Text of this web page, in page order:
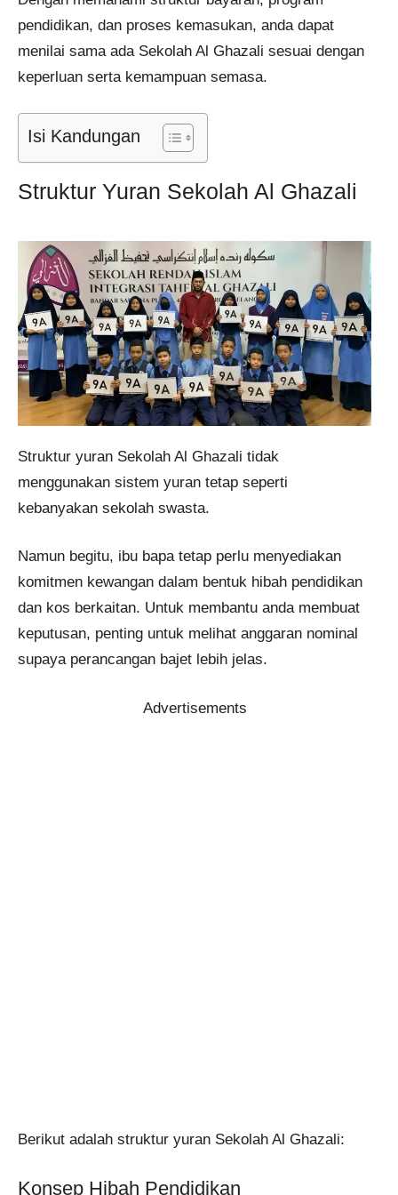
pendidikan, dan proses kemasukan, anda dapat
menilai sama ada Sekolah Al Ghazali sesuai dengan
keperluan serta kemampuan semasa.
Isi Kandungan
Struktur Yuran Sekolah Al Ghazali
Struktur yuran Sekolah Al Ghazali tidak
menggunakan sistem yuran tetap seperti
kebanyakan sekolah swasta.
Namun begitu, ibu bapa tetap perlu menyediakan
komitmen kewangan dalam bentuk hibah pendidikan
dan kos berkaitan. Untuk membantu anda membuat
keputusan, penting untuk melihat anggaran nominal
supaya perancangan bajet lebih jelas.
Advertisements
Berikut adalah struktur yuran Sekolah Al Ghazali:
Konsep Hibah Pendidikan